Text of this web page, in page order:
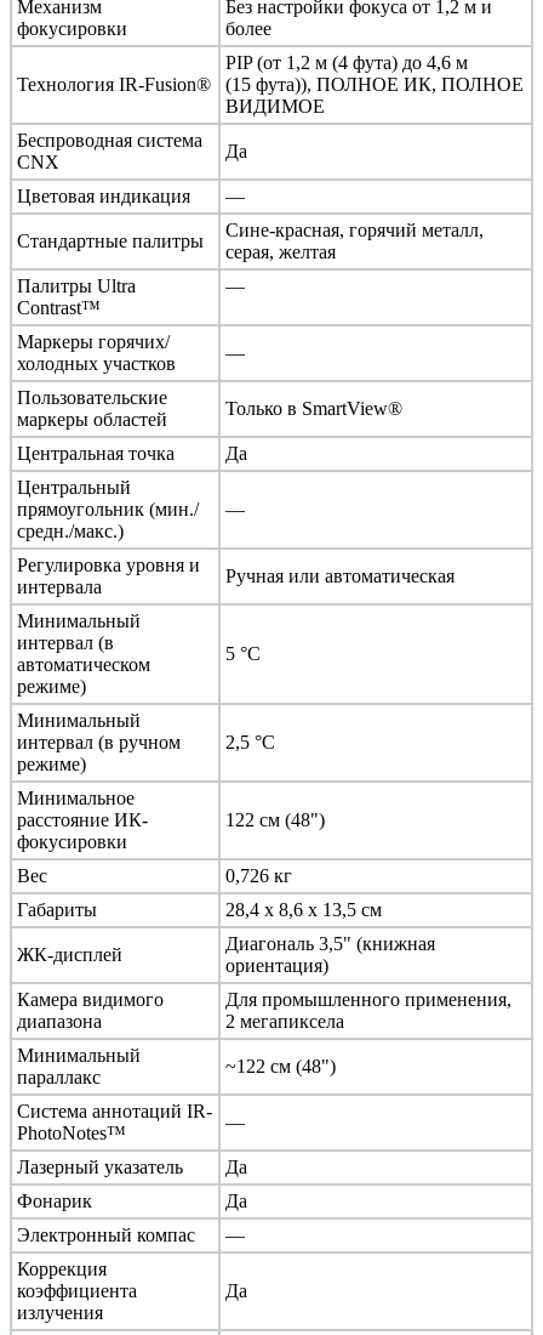
Механизм
фокусировки
Без настройки фокуса от 1,2 м и
более
Технология IR-Fusion®
PIP (от 1,2 м (4 фута) до 4,6 м
(15 фута)), ПОЛНОЕ ИК, ПОЛНОЕ
ВИДИМОЕ
Беспроводная система
CNX
Да
Цветовая индикация —
Стандартные палитры
Сине-красная, горячий металл,
серая, желтая
Палитры Ultra
Contrast™
—
Маркеры горячих/
холодных участков
—
Пользовательские
маркеры областей
Только в SmartView®
Центральная точка
Да
Центральный
прямоугольник (мин./
средн./макс.)
—
Регулировка уровня и
интервала
Ручная или автоматическая
Минимальный
интервал (в
автоматическом
режиме)
5 °C
Минимальный
интервал (в ручном
режиме)
2,5 °C
Минимальное
расстояние ИК-
фокусировки
122 см (48")
Вес
0,726 кг
Габариты
28,4 x 8,6 x 13,5 см
ЖК-дисплей
Диагональ 3,5" (книжная
ориентация)
Камера видимого
диапазона
Для промышленного применения,
2 мегапиксела
Минимальный
параллакс
~122 см (48")
Система аннотаций IR-
PhotoNotes™
—
Лазерный указатель
Да
Фонарик
Да
Электронный компас
—
Коррекция
коэффициента
излучения
Да